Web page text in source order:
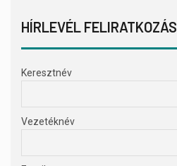
HÍRLEVÉL FELIRATKOZÁS
Keresztnév
Vezetéknév